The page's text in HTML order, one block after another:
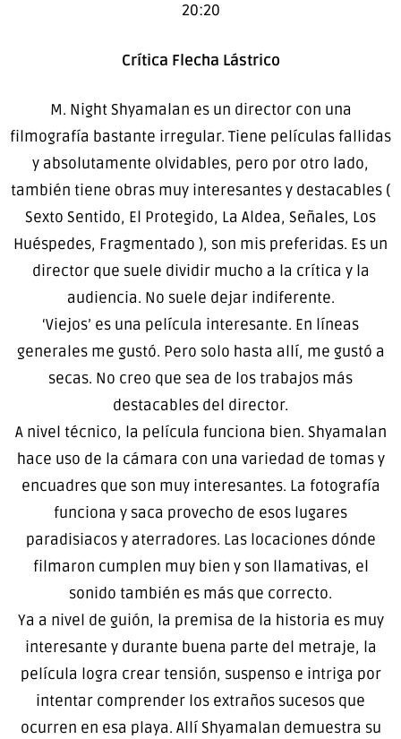
20:20
Crítica Flecha Lástrico
M. Night Shyamalan es un director con una
filmografía bastante irregular. Tiene películas fallidas
y absolutamente olvidables, pero por otro lado,
también tiene obras muy interesantes y destacables (
Sexto Sentido, El Protegido, La Aldea, Señales, Los
Huéspedes, Fragmentado ), son mis preferidas. Es un
director que suele dividir mucho a la crítica y la
audiencia. No suele dejar indiferente.
‘Viejos’ es una película interesante. En líneas
generales me gustó. Pero solo hasta allí, me gustó a
secas. No creo que sea de los trabajos más
destacables del director.
A nivel técnico, la película funciona bien. Shyamalan
hace uso de la cámara con una variedad de tomas y
encuadres que son muy interesantes. La fotografía
funciona y saca provecho de esos lugares
paradisiacos y aterradores. Las locaciones dónde
filmaron cumplen muy bien y son llamativas, el
sonido también es más que correcto.
Ya a nivel de guión, la premisa de la historia es muy
interesante y durante buena parte del metraje, la
película logra crear tensión, suspenso e intriga por
intentar comprender los extraños sucesos que
ocurren en esa playa. Allí Shyamalan demuestra su